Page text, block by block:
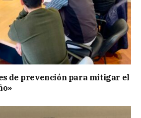
de prevención para mitigar el